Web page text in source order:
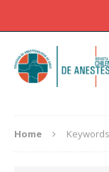
Home Keywords